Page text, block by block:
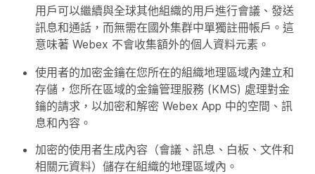
用戶可以繼續與全球其他組織的用戶進行會議、發送
訊息和通話，而無需在國外集群中單獨註冊帳戶。這
意味著 Webex 不會收集額外的個人資料元素。
使用者的加密金鑰在您所在的組織地理區域內建立和
存儲，您所在區域的金鑰管理服務 (KMS) 處理對金
鑰的請求，以加密和解密 Webex App 中的空間、訊
息和內容。
加密的使用者生成內容（會議、訊息、白板、文件和
相關元資料）儲存在組織的地理區域內。